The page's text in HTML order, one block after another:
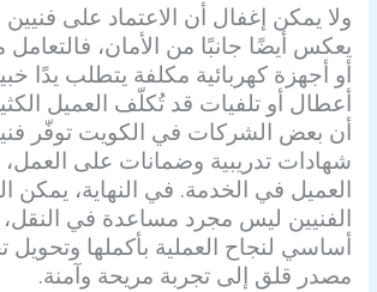
ولا يمكن إغفال أن الاعتماد على
يعكس أيضًا جانبًا من الأمان،
أو أجهزة كهربائية مكلفة يتطلب يدًا
أعطال أو تلفيات قد تُكلّف العميل
أن بعض الشركات في الكويت توفّر
شهادات تدريبية وضمانات على العمل،
العميل في الخدمة. في النهاية، يمكن
الفنيين ليس مجرد مساعدة في
أساسي لنجاح العملية بأكملها وتحويل
مصدر قلق إلى تجربة مريحة وآمنة.